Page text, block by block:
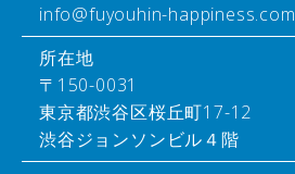
info@fuyouhin-happiness.com
所在地
〒150-0031
東京都渋谷区桜丘町17-12
渋谷ジョンソンビル４階